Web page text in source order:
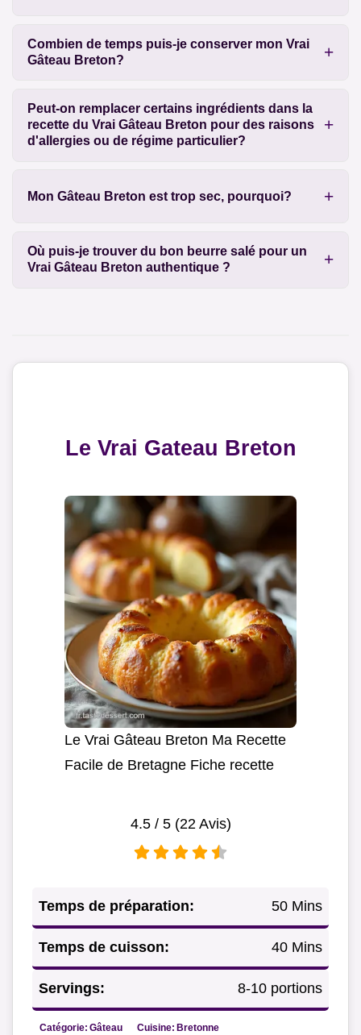
Combien de temps puis-je conserver mon Vrai
Gâteau Breton?
Peut-on remplacer certains ingrédients dans la
recette du Vrai Gâteau Breton pour des raisons
d'allergies ou de régime particulier?
Mon Gâteau Breton est trop sec, pourquoi?
Où puis-je trouver du bon beurre salé pour un
Vrai Gâteau Breton authentique ?
Le Vrai Gateau Breton
Le Vrai Gâteau Breton Ma Recette
Facile de Bretagne Fiche recette
4.5/ 5 (22Avis)
Temps de préparation: 50 Mins
Temps de cuisson: 40 Mins
Servings: 8-10 portions
Catégorie: Gâteau Cuisine: Bretonne